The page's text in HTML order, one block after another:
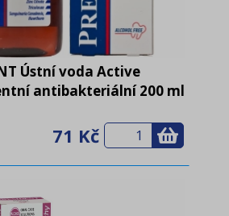
Ústní voda Active
antibakteriální 200 ml
71 Kč